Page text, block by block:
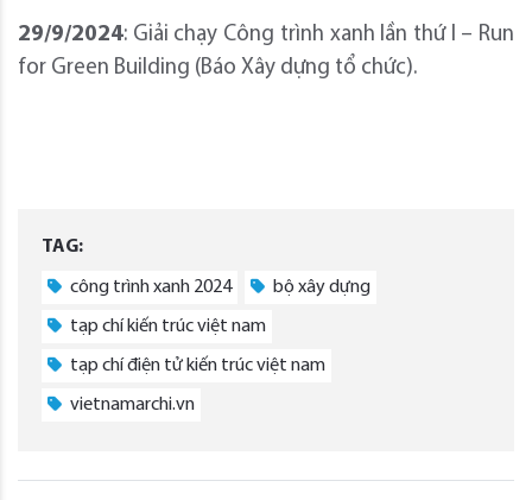
29/9/2024: Giải chạy Công trình xanh lần thứ I – Run
for Green Building (Báo Xây dựng tổ chức).
TAG:
công trình xanh 2024 bộ xây dựng
tạp chí kiến trúc việt nam
tạp chí điện tử kiến trúc việt nam
vietnamarchi.vn